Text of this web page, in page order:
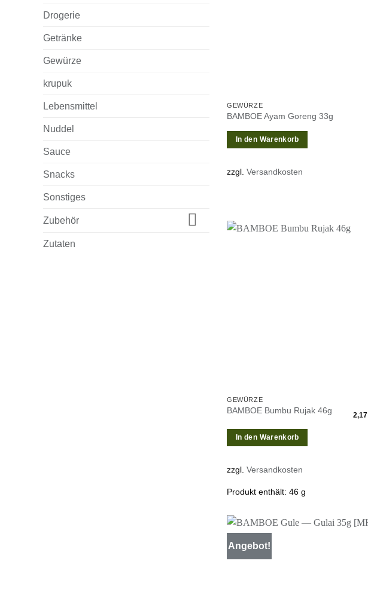
Drogerie
Getränke
Gewürze
krupuk
Lebensmittel
Nuddel
Sauce
Snacks
Sonstiges
Zubehör
Zutaten
GEWÜRZE
BAMBOE Ayam Goreng 33g
In den Warenkorb
zzgl.Versandkosten
GEWÜRZE
BAMBOE Bumbu Rujak 46g 2,17
In den Warenkorb
zzgl.Versandkosten
Produkt enthält: 46g
Angebot!